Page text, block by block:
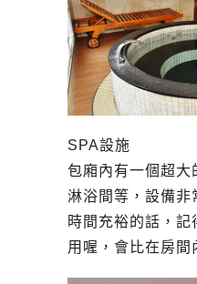
SPA設施
包廂內有一個超大
淋浴間等，設備非
時間充裕的話，
用喔，會比在房間